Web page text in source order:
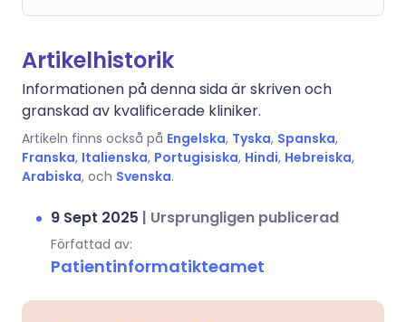
Artikelhistorik
Informationen på denna sida är skriven och
granskad av kvalificerade kliniker.
Artikeln finns också på Engelska, Tyska, Spanska,
Franska, Italienska, Portugisiska, Hindi, Hebreiska,
Arabiska, och Svenska.
9 Sept 2025 | Ursprungligen publicerad
Författad av:
Patientinformatikteamet